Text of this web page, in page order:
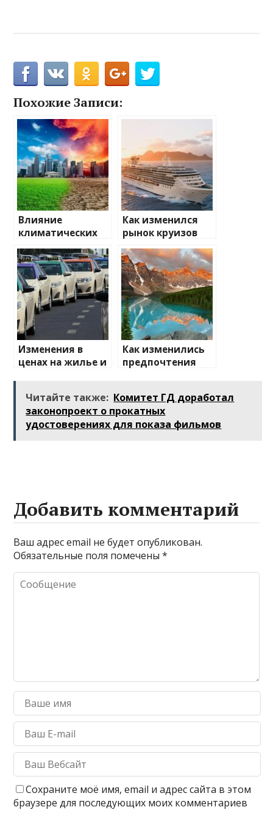
Похожие Записи:
Влияние
климатических
изменений на
туристические
направления
Как изменился
рынок круизов
после пандемии
Изменения в
ценах на жилье и
Как изменились
предпочтения
Читайте также: Комитет ГД доработал
законопроект о прокатных
удостоверениях для показа фильмов
Добавить комментарий
Ваш адрес email не будет опубликован.
Обязательные поля помечены*
Сохраните моё имя, email и адрес сайта в этом
браузере для последующих моих комментариев